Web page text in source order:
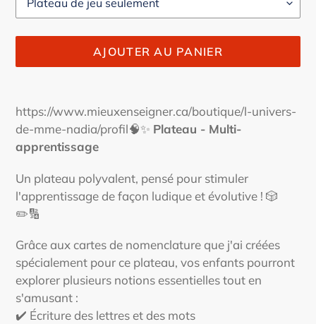
AJOUTER AU PANIER
d'un
produit
à
panier
https://www.mieuxenseigner.ca/boutique/l-univers-
de-mme-nadia/profil🧠✨ Plateau - Multi-
apprentissage
Un plateau polyvalent, pensé pour stimuler
l'apprentissage de façon ludique et évolutive ! 🎲
✏️🔢
Grâce aux cartes de nomenclature que j'ai créées
spécialement pour ce plateau, vos enfants pourront
explorer plusieurs notions essentielles tout en
s'amusant :
✔️ Écriture des lettres et des mots